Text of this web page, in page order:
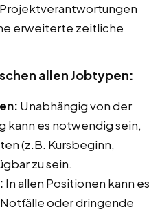
erweiterte zeitliche
allen Jobtypen:
Unabhängig von der
kann es notwendig sein,
(z.B. Kursbeginn,
zu sein.
In allen Positionen kann es
oder dringende